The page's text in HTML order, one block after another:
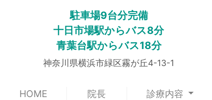
駐車場9台分完備
十日市場駅からバス8分
青葉台駅からバス18分
神奈川県横浜市緑区霧が丘4-13-1
HOME
院長
診療内容